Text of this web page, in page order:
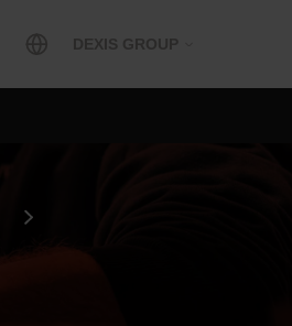
DEXIS GROUP